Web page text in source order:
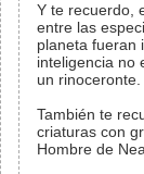
Y te recuerdo,
entre las
planeta fueran
inteligencia no
un
También te
criaturas con
Hombre de